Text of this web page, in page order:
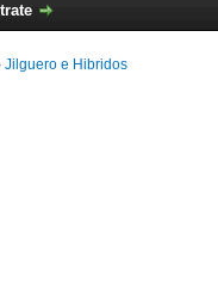
Jilguero e Hibridos